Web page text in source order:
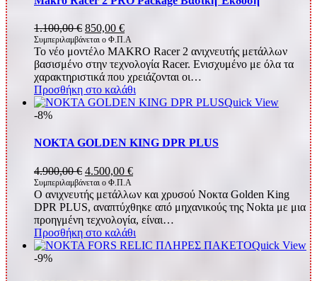
1.100,00€ Original
price
was:
1.100,00 €.
850,00 €Η
τρέχουσα
τιμή
είναι:
850,00 €.
Συμπεριλαμβάνεται ο Φ.Π.Α
Το νέο μοντέλο MAKRO Racer 2 ανιχνευτής μετάλλων
βασισμένο στην τεχνολογία Racer. Ενισχυμένο με όλα τα
χαρακτηριστικά που χρειάζονται οι…
Προσθήκη στο καλάθι
Quick View
-8%
NOKTA GOLDEN KING DPR PLUS
4.900,00€ Original
price
was:
4.900,00 €.
4.500,00 €Η
τιμή
είναι:
4.500,00 €.
Συμπεριλαμβάνεται ο Φ.Π.Α
Ο ανιχνευτής μετάλλων και χρυσού Νοκτα Golden King
DPR PLUS, αναπτύχθηκε από μηχανικούς της Nokta με μια
προηγμένη τεχνολογία, είναι…
Προσθήκη στο καλάθι
Quick View
-9%